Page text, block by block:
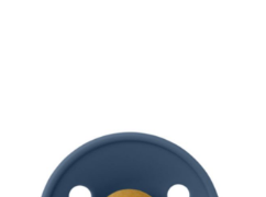
vuodevaatteet